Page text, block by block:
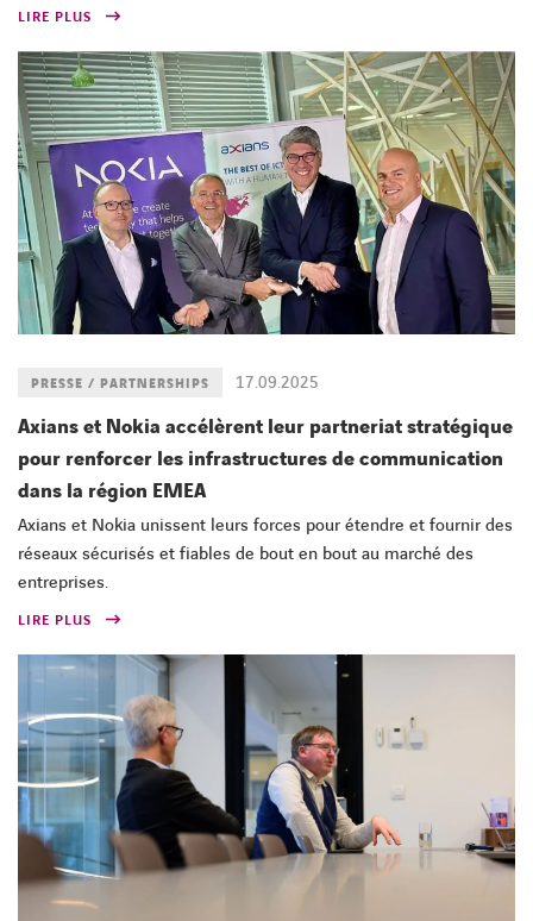
LIRE PLUS
17.09.2025
PRESSE / PARTNERSHIPS
Axians et Nokia accélèrent leur partneriat stratégique
pour renforcer les infrastructures de communication
dans la région EMEA
Axians et Nokia unissent leurs forces pour étendre et fournir des
réseaux sécurisés et fiables de bout en bout au marché des
entreprises.
LIRE PLUS